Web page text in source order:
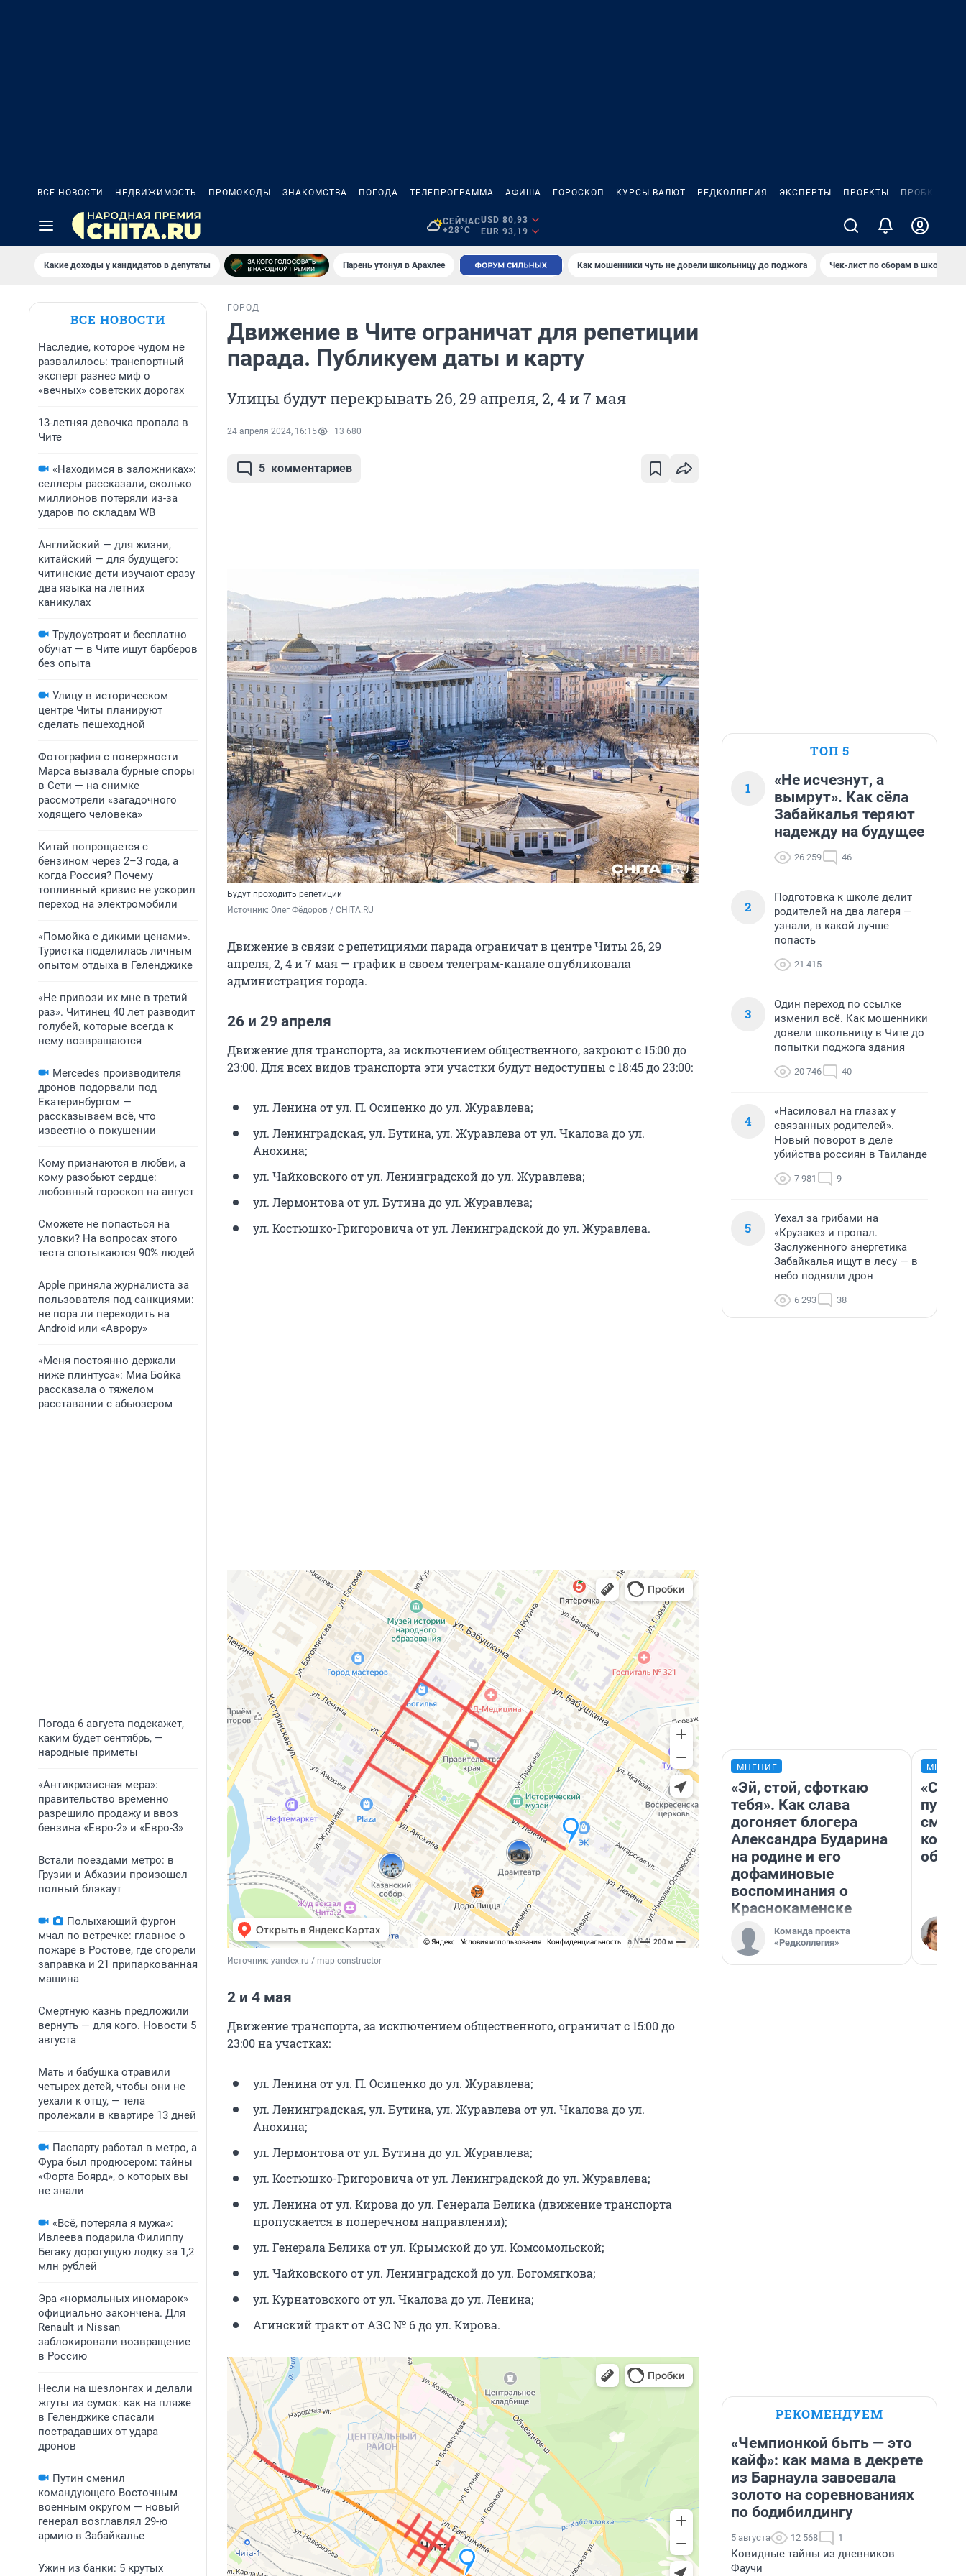
ВСЕ НОВОСТИ НЕДВИЖИМОСТЬ ПРОМОКОДЫ ЗНАКОМСТВА ПОГОДА ТЕЛЕПРОГРАММА АФИША ГОРОСКОП КУРСЫ ВАЛЮТ РЕДКОЛЛЕГИЯ ЭКСПЕРТЫ ПРОЕКТЫ ПРОБКИ
СЕЙЧАС
+28°C
USD 80,93
EUR 93,19
Какие доходы у кандидатов в депутаты Парень утонул в Арахлее Как мошенники чуть не довели школьницу до поджога Чек-лист по сборам в школу в
ВСЕ НОВОСТИ
Наследие, которое чудом не
развалилось: транспортный
эксперт разнес миф о
«вечных» советских дорогах
13-летняя девочка пропала в
Чите
«Находимся в заложниках»:
селлеры рассказали, сколько
миллионов потеряли из-за
ударов по складам WB
Английский — для жизни,
китайский — для будущего:
читинские дети изучают сразу
два языка на летних
каникулах
Трудоустроят и бесплатно
обучат — в Чите ищут барберов
без опыта
Улицу в историческом
центре Читы планируют
сделать пешеходной
Фотография с поверхности
Марса вызвала бурные споры
в Сети — на снимке
рассмотрели «загадочного
ходящего человека»
Китай попрощается с
бензином через 2–3 года, а
когда Россия? Почему
топливный кризис не ускорил
переход на электромобили
«Помойка с дикими ценами».
Туристка поделилась личным
опытом отдыха в Геленджике
«Не привози их мне в третий
раз». Читинец 40 лет разводит
голубей, которые всегда к
нему возвращаются
Mercedes производителя
дронов подорвали под
Екатеринбургом —
рассказываем всё, что
известно о покушении
Кому признаются в любви, а
кому разобьют сердце:
любовный гороскоп на август
Сможете не попасться на
уловки? На вопросах этого
теста спотыкаются 90% людей
Apple приняла журналиста за
пользователя под санкциями:
не пора ли переходить на
Android или «Аврору»
«Меня постоянно держали
ниже плинтуса»: Миа Бойка
рассказала о тяжелом
расставании с абьюзером
Погода 6 августа подскажет,
каким будет сентябрь, —
народные приметы
«Антикризисная мера»:
правительство временно
разрешило продажу и ввоз
бензина «Евро-2» и «Евро-3»
Встали поездами метро: в
Грузии и Абхазии произошел
полный блэкаут
Полыхающий фургон
мчал по встречке: главное о
пожаре в Ростове, где сгорели
заправка и 21 припаркованная
машина
Смертную казнь предложили
вернуть — для кого. Новости 5
августа
Мать и бабушка отравили
четырех детей, чтобы они не
уехали к отцу, — тела
пролежали в квартире 13 дней
Паспарту работал в метро, а
Фура был продюсером: тайны
«Форта Боярд», о которых вы
не знали
«Всё, потеряла я мужа»:
Ивлеева подарила Филиппу
Бегаку дорогущую лодку за 1,2
млн рублей
Эра «нормальных иномарок»
официально закончена. Для
Renault и Nissan
заблокировали возвращение
в Россию
Несли на шезлонгах и делали
жгуты из сумок: как на пляже
в Геленджике спасали
пострадавших от удара
дронов
Путин сменил
командующего Восточным
военным округом — новый
генерал возглавлял 29-ю
армию в Забайкалье
Ужин из банки: 5 крутых
ГОРОД
Движение в Чите ограничат для репетиции
парада. Публикуем даты и карту
Улицы будут перекрывать 26, 29 апреля, 2, 4 и 7 мая
24 апреля 2024, 16:15 13 680
5 комментариев
Будут проходить репетиции
Источник: Олег Фёдоров / CHITA.RU
Движение в связи с репетициями парада ограничат в центре Читы 26, 29
апреля, 2, 4 и 7 мая — график в своем телеграм-канале опубликовала
администрация города.
26 и 29 апреля
Движение для транспорта, за исключением общественного, закроют с 15:00 до
23:00. Для всех видов транспорта эти участки будут недоступны с 18:45 до 23:00:
ул. Ленина от ул. П. Осипенко до ул. Журавлева;
ул. Ленинградская, ул. Бутина, ул. Журавлева от ул. Чкалова до ул.
Анохина;
ул. Чайковского от ул. Ленинградской до ул. Журавлева;
ул. Лермонтова от ул. Бутина до ул. Журавлева;
ул. Костюшко-Григоровича от ул. Ленинградской до ул. Журавлева.
Источник: yandex.ru / map-constructor
2 и 4 мая
Движение транспорта, за исключением общественного, ограничат с 15:00 до
23:00 на участках:
ул. Ленина от ул. П. Осипенко до ул. Журавлева;
ул. Ленинградская, ул. Бутина, ул. Журавлева от ул. Чкалова до ул.
Анохина;
ул. Лермонтова от ул. Бутина до ул. Журавлева;
ул. Костюшко-Григоровича от ул. Ленинградской до ул. Журавлева;
ул. Ленина от ул. Кирова до ул. Генерала Белика (движение транспорта
пропускается в поперечном направлении);
ул. Генерала Белика от ул. Крымской до ул. Комсомольской;
ул. Чайковского от ул. Ленинградской до ул. Богомягкова;
ул. Курнатовского от ул. Чкалова до ул. Ленина;
Агинский тракт от АЗС № 6 до ул. Кирова.
ТОП 5
1
«Не исчезнут, а
вымрут». Как сёла
Забайкалья теряют
надежду на будущее
26 259 46
2
Подготовка к школе делит
родителей на два лагеря —
узнали, в какой лучше
попасть
21 415
3
Один переход по ссылке
изменил всё. Как мошенники
довели школьницу в Чите до
попытки поджога здания
20 746 40
4
«Насиловал на глазах у
связанных родителей».
Новый поворот в деле
убийства россиян в Таиланде
7 981 9
5
Уехал за грибами на
«Крузаке» и пропал.
Заслуженного энергетика
Забайкалья ищут в лесу — в
небо подняли дрон
6 293 38
МНЕНИЕ
«Эй, стой, сфоткаю
тебя». Как слава
догоняет блогера
Александра Бударина
на родине и его
дофаминовые
воспоминания о
Краснокаменске
Команда проекта
«Редколлегия»
РЕКОМЕНДУЕМ
«Чемпионкой быть — это
кайф»: как мама в декрете
из Барнаула завоевала
золото на соревнованиях
по бодибилдингу
5 августа 12 568 1
Ковидные тайны из дневников
Фаучи